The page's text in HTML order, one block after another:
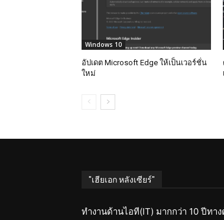
Windows 10
อัปเดต Microsoft Edge ให้เป็นเวอร์ชั่น
ใหม่
"เฮียเอก หลังเซียร์"
ทำงานด้านไอที(IT) มากกว่า 10 ปีทา